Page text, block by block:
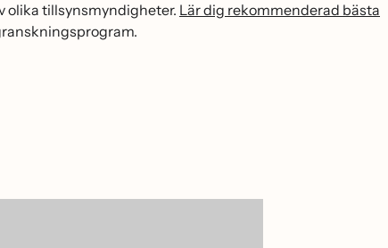
olika tillsynsmyndigheter. Lär dig rekommenderad bästa